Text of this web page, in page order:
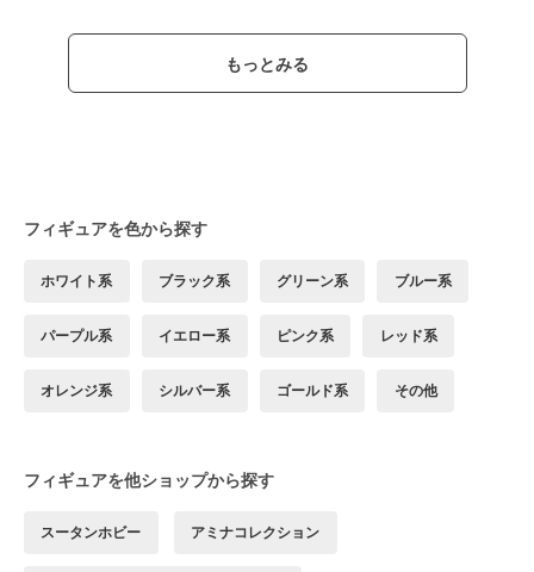
もっとみる
フィギュアを色から探す
ホワイト系 ブラック系 グリーン系 ブルー系
パープル系 イエロー系 ピンク系 レッド系
オレンジ系 シルバー系 ゴールド系 その他
フィギュアを他ショップから探す
スータンホビー アミナコレクション